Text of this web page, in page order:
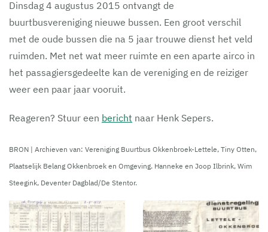
Dinsdag 4 augustus 2015 ontvangt de
buurtbusvereniging nieuwe bussen. Een groot verschil
met de oude bussen die na 5 jaar trouwe dienst het veld
ruimden. Met net wat meer ruimte en een aparte airco in
het passagiersgedeelte kan de vereniging en de reiziger
weer een paar jaar vooruit.
Reageren? Stuur een bericht naar Henk Sepers.
BRON | Archieven van: Vereniging Buurtbus Okkenbroek-Lettele, Tiny Otten,
Plaatselijk Belang Okkenbroek en Omgeving. Hanneke en Joop Ilbrink, Wim
Steegink, Deventer Dagblad/De Stentor.